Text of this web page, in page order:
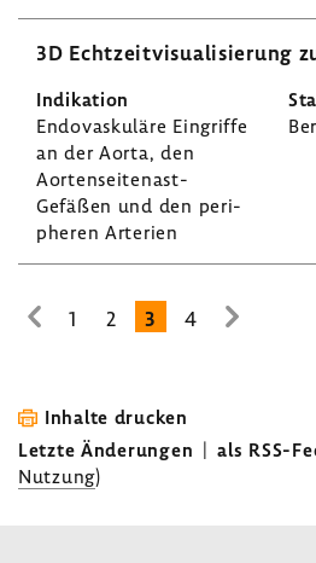
3D Echt­zeit­vi­sua­li­sie­rung
Endo­vas­ku­läre Eingriffe
an der Aorta, den
Aortenseitenast-​
Gefäßen und den peri­
pheren Arte­rien
zur
Seite
1 2 3 4
zur
Inhalte drucken
Letzte Änderungen | als RSS-
Nutzung)